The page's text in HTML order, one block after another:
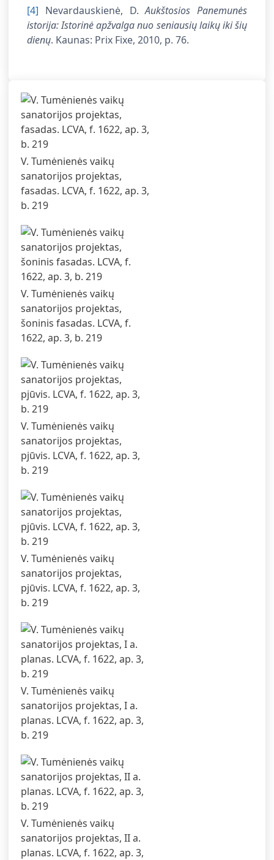
[4] Nevardauskienė, D.Aukštosios Panemunės
istorija: Istorinė apžvalga nuo seniausių laikų iki šių
dienų. Kaunas: Prix Fixe, 2010, p. 76.
V. Tumėnienės vaikų
sanatorijos projektas,
fasadas. LCVA, f. 1622, ap. 3,
b. 219
V. Tumėnienės vaikų
sanatorijos projektas,
šoninis fasadas. LCVA, f.
1622, ap. 3, b. 219
V. Tumėnienės vaikų
sanatorijos projektas,
pjūvis. LCVA, f. 1622, ap. 3,
b. 219
V. Tumėnienės vaikų
sanatorijos projektas,
pjūvis. LCVA, f. 1622, ap. 3,
b. 219
V. Tumėnienės vaikų
sanatorijos projektas, I a.
planas. LCVA, f. 1622, ap. 3,
b. 219
V. Tumėnienės vaikų
sanatorijos projektas, II a.
planas. LCVA, f. 1622, ap. 3,